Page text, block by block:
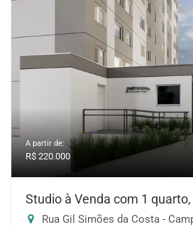
A partir de:
R$ 220.000
Studio à Venda com 1 quarto,
Rua Gil Simões da Costa - Campo